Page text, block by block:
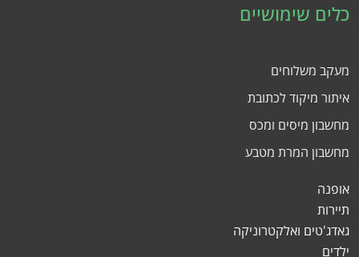
כלים שימושיים
מעקב משלוחים
איתור מיקוד לכתובת
מחשבון מיסים ומכס
מחשבון המרת מטבע
אופנה
תיירות
גאדג'טים ואלקטרוניקה
ילדים